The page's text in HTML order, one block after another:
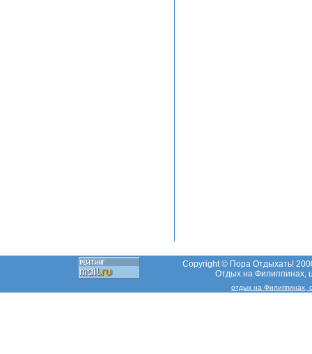
Copyright © Пора Отдыхать!
Отдых на Филиппинах,
отдых на Филиппинах,